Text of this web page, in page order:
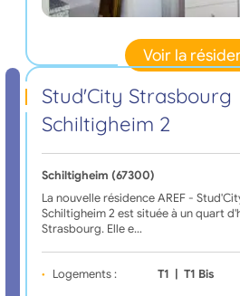
Voir la
Stud'City Strasbourg
Schiltigheim 2
Schiltigheim (67300)
La nouvelle résidence AREF -
Schiltigheim 2 est située à un quart
Strasbourg. Elle e…
Logements : T1 | T1 Bis